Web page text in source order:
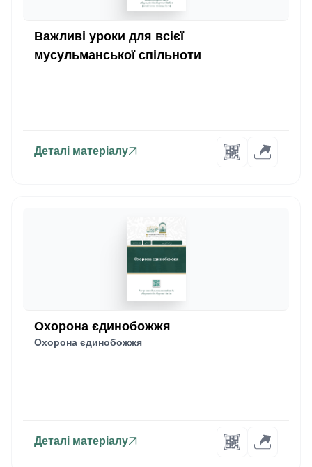
Важливі уроки для всієї
мусульманської спільноти
Деталі матеріалу
Охорона єдинобожжя
Охорона єдинобожжя
Деталі матеріалу